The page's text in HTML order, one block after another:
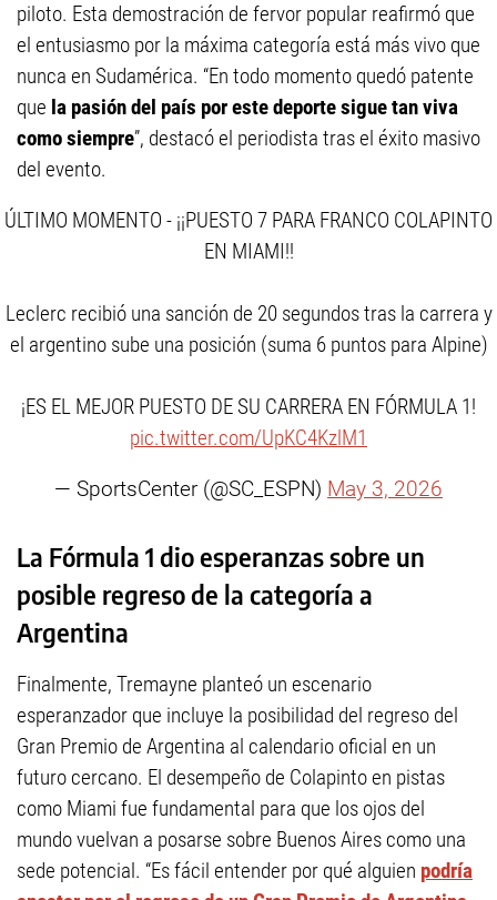
piloto. Esta demostración de fervor popular reafirmó que
el entusiasmo por la máxima categoría está más vivo que
nunca en Sudamérica. “En todo momento quedó patente
que la pasión del país por este deporte sigue tan viva
como siempre”, destacó el periodista tras el éxito masivo
del evento.
ÚLTIMO MOMENTO - ¡¡PUESTO 7 PARA FRANCO COLAPINTO
EN MIAMI!!
Leclerc recibió una sanción de 20 segundos tras la carrera y
el argentino sube una posición (suma 6 puntos para Alpine)
¡ES EL MEJOR PUESTO DE SU CARRERA EN FÓRMULA 1!
pic.twitter.com/UpKC4KzlM1
— SportsCenter (@SC_ESPN) May 3, 2026
La Fórmula 1 dio esperanzas sobre un
posible regreso de la categoría a
Argentina
Finalmente, Tremayne planteó un escenario
esperanzador que incluye la posibilidad del regreso del
Gran Premio de Argentina al calendario oficial en un
futuro cercano. El desempeño de Colapinto en pistas
como Miami fue fundamental para que los ojos del
mundo vuelvan a posarse sobre Buenos Aires como una
sede potencial. “Es fácil entender por qué alguien podría